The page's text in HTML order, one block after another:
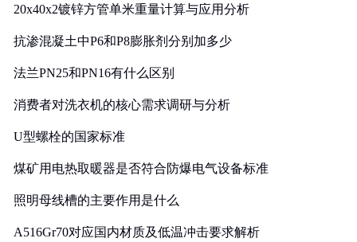
20x40x2镀锌方管单米重量计算与应用分析
抗渗混凝土中P6和P8膨胀剂分别加多少
法兰PN25和PN16有什么区别
消费者对洗衣机的核心需求调研与分析
U型螺栓的国家标准
煤矿用电热取暖器是否符合防爆电气设备标准
照明母线槽的主要作用是什么
A516Gr70对应国内材质及低温冲击要求解析